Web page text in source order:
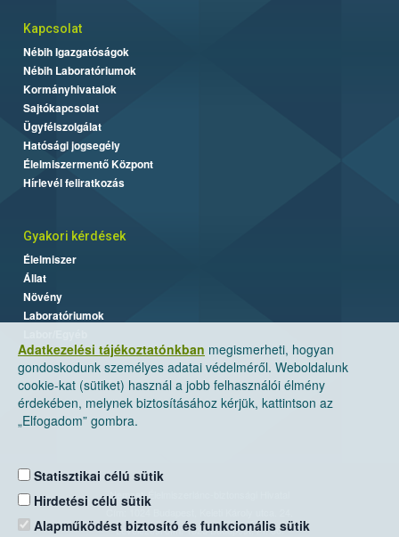
Adatkezelési tájékoztatónkban megismerheti, hogyan
gondoskodunk személyes adatai védelméről. Weboldalunk
cookie-kat (sütiket) használ a jobb felhasználói élmény
érdekében, melynek biztosításához kérjük, kattintson az
„Elfogadom” gombra.
Statisztikai célú sütik
Hirdetési célú sütik
Alapműködést biztosító és funkcionális sütik
Kapcsolat
Nébih Igazgatóságok
Nébih Laboratóriumok
Kormányhivatalok
Sajtókapcsolat
Ügyfélszolgálat
Hatósági jogsegély
Élelmiszermentő Központ
Hírlevél feliratkozás
Gyakori kérdések
Élelmiszer
Állat
Növény
Laboratóriumok
Nemzeti Élelmiszerlánc-biztonsági Hivatal
Levelezési cím: 1525 Budapest. Pf. 30.